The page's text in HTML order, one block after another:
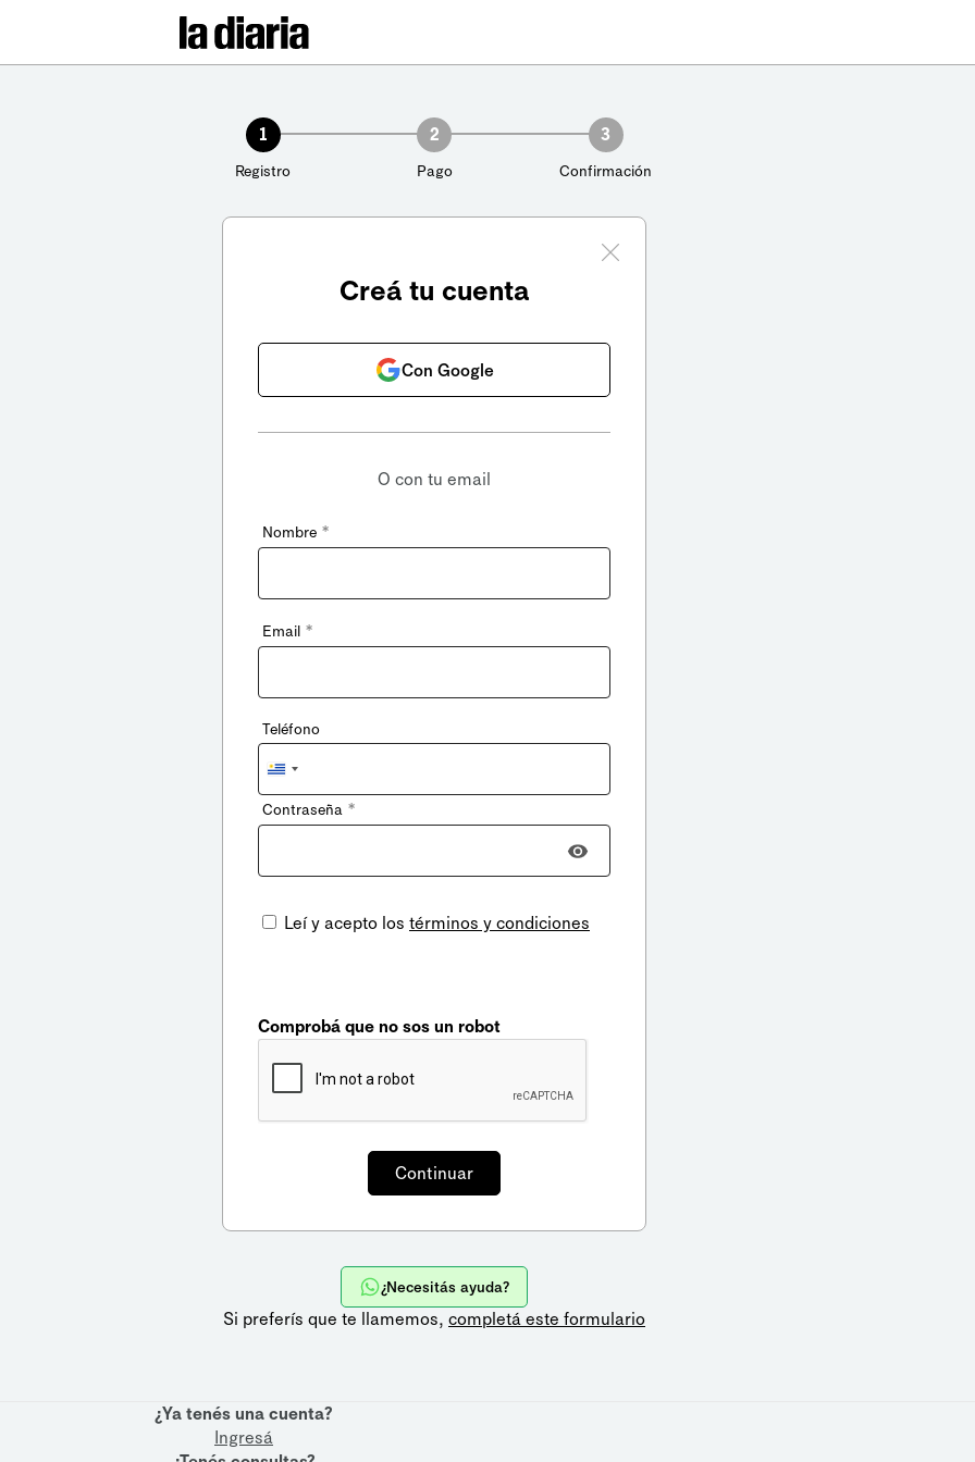
1
Registro
2
Pago
3
Confirmación
Creá tu cuenta
Con Google
O con tu email
Nombre *
Email *
Teléfono
Uruguay
+598
Contraseña *
Leí y acepto los términos y condiciones
Comprobá que no sos un robot
¿Necesitás ayuda?
Si preferís que te llamemos, completá este formulario
¿Ya tenés una cuenta?
Ingresá